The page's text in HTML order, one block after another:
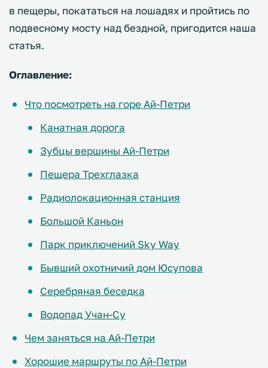
в пещеры, покататься на лошадях и пройтись по
подвесному мосту над бездной, пригодится наша
статья.
Оглавление:
Что посмотреть на горе Ай-Петри
Канатная дорога
Зубцы вершины Ай-Петри
Пещера Трехглазка
Радиолокационная станция
Большой Каньон
Парк приключений Sky Way
Бывший охотничий дом Юсупова
Серебряная беседка
Водопад Учан-Су
Чем заняться на Ай-Петри
Хорошие маршруты по Ай-Петри